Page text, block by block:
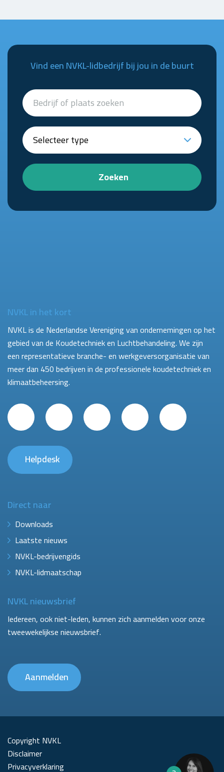
Vind een NVKL-lidbedrijf bij jou in de buurt
Zoeken
NVKL in het kort
NVKL is de Nederlandse Vereniging van ondernemingen op het
gebied van de Koudetechniek en Luchtbehandeling. We zijn
een representatieve branche- en werkgeversorganisatie van
meer dan 450 bedrijven in de professionele koudetechniek en
klimaatbeheersing.
Helpdesk
Direct naar
Downloads
Laatste nieuws
NVKL-bedrijvengids
NVKL-lidmaatschap
NVKL nieuwsbrief
Iedereen, ook niet-leden, kunnen zich aanmelden voor onze
tweewekelijkse nieuwsbrief.
Aanmelden
Copyright NVKL
Disclaimer
Privacyverklaring